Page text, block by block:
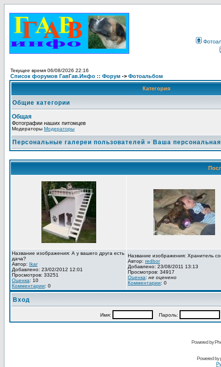
Текущее время 06/08/2026 22:16
Список форумов ГавГав.Инфо :: Форум -> Фотоальбом
Категория
Общие категории
Общая
Фотографии наших питомцев
Модераторы Модераторы
Персональные галереи пользователей » Ваша
Название изображения: А у вашего друга есть
дача?
Автор: Ikar
Добавлено: 23/02/2012 12:01
Просмотров: 33251
Оценка: 10
Комментарии: 0
Название изображения: Хранитель
Автор: redbor
Добавлено: 23/08/2011 13:13
Просмотров: 34917
Оценка: не оценено
Комментарии: 0
Вход
Имя: Пароль:
Powered by
Powered by